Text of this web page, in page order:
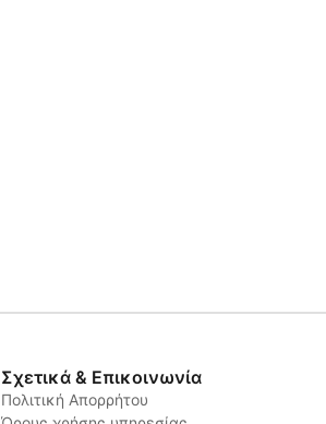
Σχετικά & Επικοινωνία
Πολιτική Απορρήτου